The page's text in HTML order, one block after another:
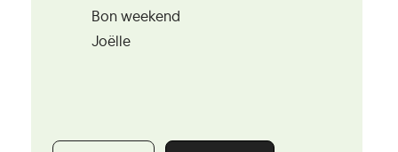
Bon weekend
Joëlle